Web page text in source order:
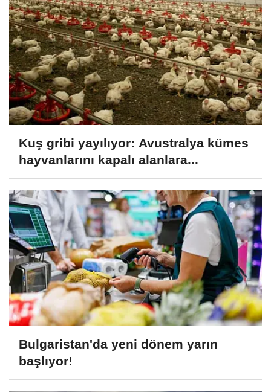
Kuş gribi yayılıyor: Avustralya kümes
hayvanlarını kapalı alanlara...
Bulgaristan'da yeni dönem yarın
başlıyor!